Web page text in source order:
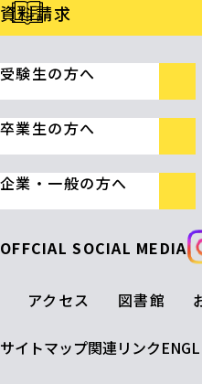
資料請求
受験生の方へ
卒業生の方へ
企業・一般の方へ
OFFCIAL SOCIAL MEDIA
アクセス 図書館
サイトマップ関連リンク